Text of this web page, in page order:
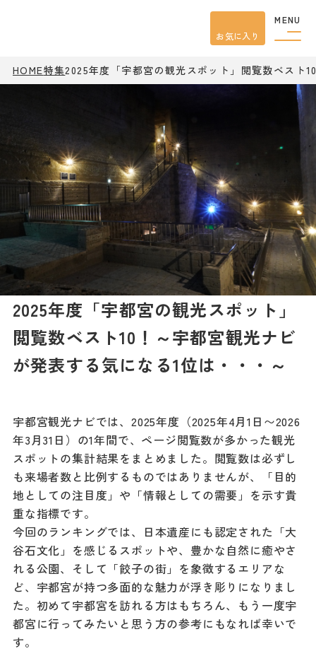
MENU
お気に入り
HOME特集2025年度「宇都宮の観光スポット」閲覧数ベスト
2025年度「宇都宮の観光スポット」
閲覧数ベスト10！～宇都宮観光ナビ
が発表する気になる1位は・・・～
宇都宮観光ナビでは、2025年度（2025年4月1日〜2026
年3月31日）の1年間で、ページ閲覧数が多かった観光
スポットの集計結果をまとめました。閲覧数は必ずし
も来場者数と比例するものではありませんが、「目的
地としての注目度」や「情報としての需要」を示す貴
重な指標です。
今回のランキングでは、日本遺産にも認定された「大
谷石文化」を感じるスポットや、豊かな自然に癒やさ
れる公園、そして「餃子の街」を象徴するエリアな
ど、宇都宮が持つ多面的な魅力が浮き彫りになりまし
た。初めて宇都宮を訪れる方はもちろん、もう一度宇
都宮に行ってみたいと思う方の参考にもなれば幸いで
す。
観光案内
特集
イベント
モデルコース
宿泊
アクセス
ピックアップ
はじめての宇都宮
宇都宮市民ライター
記事
市民がおすすめ！餃
子店
お得なチケット
撮影支援・
MICE
フィルムコミ
ッション
MICE
Languag
e
フォトダウン
ロード
パンフレット